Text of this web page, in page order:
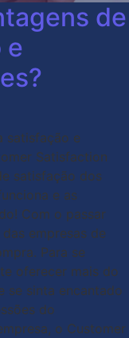
de
e
satisfação e
Satisfaction
satisfação dos
e as
Com o passar
empresas de
Para se
oferecer mais do
se sinta encantado
do
o Customer